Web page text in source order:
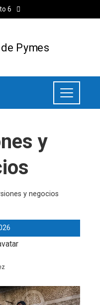
6
y
y negocios